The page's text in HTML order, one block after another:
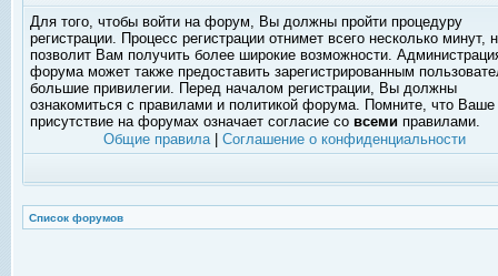
Для того, чтобы войти на форум, Вы должны пройти процедуру
регистрации. Процесс регистрации отнимет всего несколько минут,
позволит Вам получить более широкие возможности.
форума может также предоставить зарегистрированным
большие привилегии. Перед началом регистрации, Вы должны
ознакомиться с правилами и политикой форума. Помните, что Ваше
присутствие на форумах означает согласие со всеми правилами.
Общие правила| Соглашение о конфиденциальности
Список форумов